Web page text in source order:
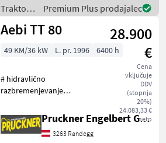
vetrobranskim steklom
Traktor /
Rasant
Premium Plus prodajalec
Aebi TT 80
28.900
€
Cena
vključuje
DDV
(stopnja
20%)
24.083,33 €
neto
49 KM/36 kW L. pr. 1996 6400 h
# hidravlično
razbremenjevanje
sprednje dvigalo s
stranskim premikom #
pnevmatike 31x15.50-15 AS
Pruckner Engelbert GmbH
3263 Randegg